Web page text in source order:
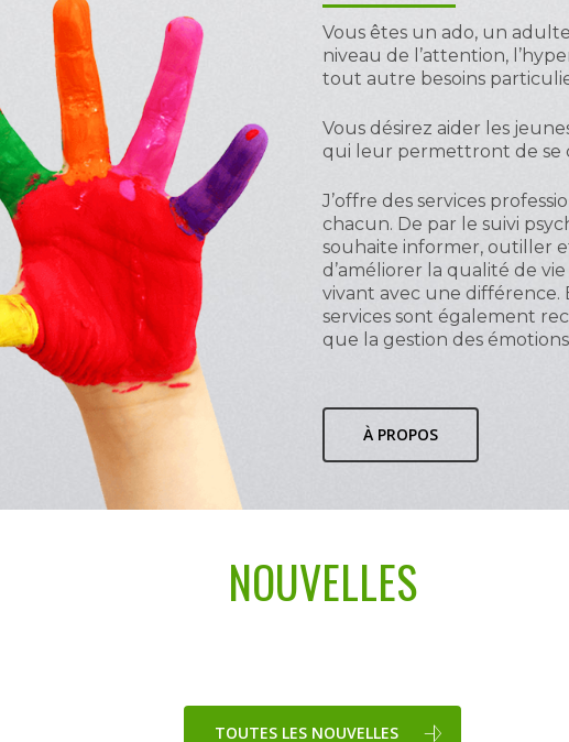
Vous êtes un ado, un
niveau de l’attention,
tout autre besoins
Vous désirez aider les
qui leur permettront de se
J’offre des services
chacun. De par le suivi
souhaite informer, outiller
d’améliorer la qualité de
vivant avec une différence.
services sont également
que la gestion des
À PROPOS
NOUVELLES
TOUTES LES NOUVELLES